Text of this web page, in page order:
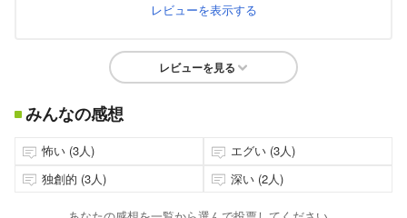
レビューを表示する
レビューを見る
みんなの感想
怖い (3人)
エグい (3人)
独創的 (3人)
深い (2人)